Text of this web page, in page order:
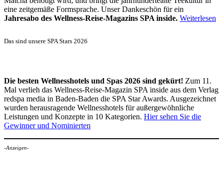
eine zeitgemäße Formsprache. Unser Dankeschön für ein
Jahresabo des Wellness-Reise-Magazins SPA inside. Weiterlesen
Das sind unsere SPA Stars 2026
Die besten Wellnesshotels und Spas 2026 sind gekürt! Zum 11.
Mal verlieh das Wellness-Reise-Magazin SPA inside aus dem Verlag
redspa media in Baden-Baden die SPA Star Awards. Ausgezeichnet
wurden herausragende Wellnesshotels für außergewöhnliche
Leistungen und Konzepte in 10 Kategorien. Hier sehen Sie die
Gewinner und Nominierten
-Anzeigen-